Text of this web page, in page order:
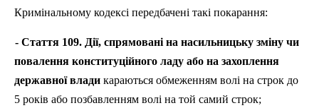
Кримінальному кодексі передбачені такі покарання:
- Стаття 109. Дії, спрямовані на насильницьку зміну чи
повалення конституційного ладу або на захоплення
державної влади караються обмеженням волі на строк до
5 років або позбавленням волі на той самий строк;